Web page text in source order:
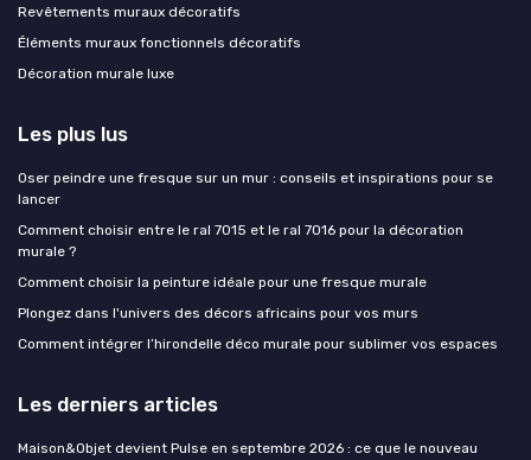
Revêtements muraux décoratifs
Éléments muraux fonctionnels décoratifs
Décoration murale luxe
Les plus lus
Oser peindre une fresque sur un mur : conseils et inspirations pour se
lancer
Comment choisir entre le ral 7015 et le ral 7016 pour la décoration
murale ?
Comment choisir la peinture idéale pour une fresque murale
Plongez dans l'univers des décors africains pour vos murs
Comment intégrer l’hirondelle déco murale pour sublimer vos espaces
Les derniers articles
Maison&Objet devient Pulse en septembre 2026 : ce que le nouveau